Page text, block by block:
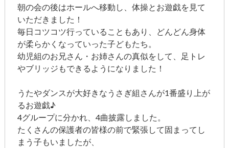
朝の会の後はホールへ移動し、体操とお遊戯を見て
いただきました！
毎日コツコツ行っていることもあり、どんどん身体
が柔らかくなっていった子どもたち。
幼児組のお兄さん・お姉さんの真似をして、足トレ
やブリッジもできるようになりました！
うたやダンスが大好きなうさぎ組さんが1番盛り上が
るお遊戯♪
4グループに分かれ、4曲披露しました。
たくさんの保護者の皆様の前で緊張して固まってし
まう子もいましたが、